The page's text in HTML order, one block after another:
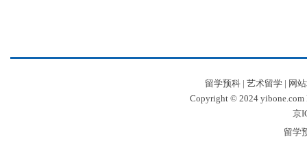
留学预科| 艺术留学| 网
Copyright © 2024 yibone.com
京
留学